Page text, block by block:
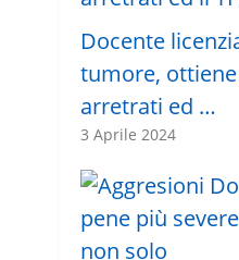
Docente
tumore,
arretrati ed …
3 Aprile 2024